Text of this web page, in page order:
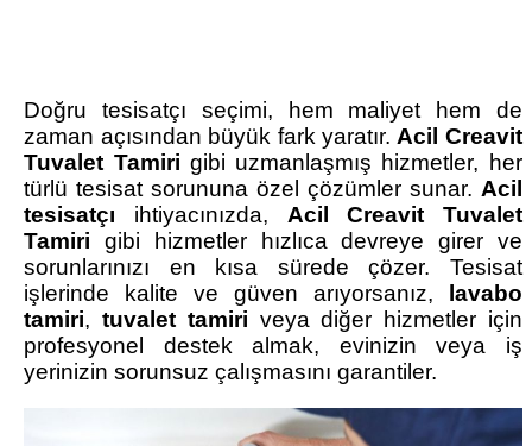
Doğru tesisatçı seçimi, hem maliyet hem de
zaman açısından büyük fark yaratır. Acil Creavit
Tuvalet Tamiri gibi uzmanlaşmış hizmetler, her
türlü tesisat sorununa özel çözümler sunar. Acil
tesisatçı ihtiyacınızda, Acil Creavit Tuvalet
Tamiri gibi hizmetler hızlıca devreye girer ve
sorunlarınızı en kısa sürede çözer. Tesisat
işlerinde kalite ve güven arıyorsanız, lavabo
tamiri,tuvalet tamiri veya diğer hizmetler için
profesyonel destek almak, evinizin veya iş
yerinizin sorunsuz çalışmasını garantiler.